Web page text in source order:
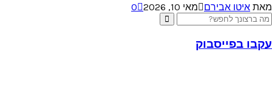
מאת איטו אבירם מאי 10, 2026
0
Search
for:
Search
עקבו בפייסבוק